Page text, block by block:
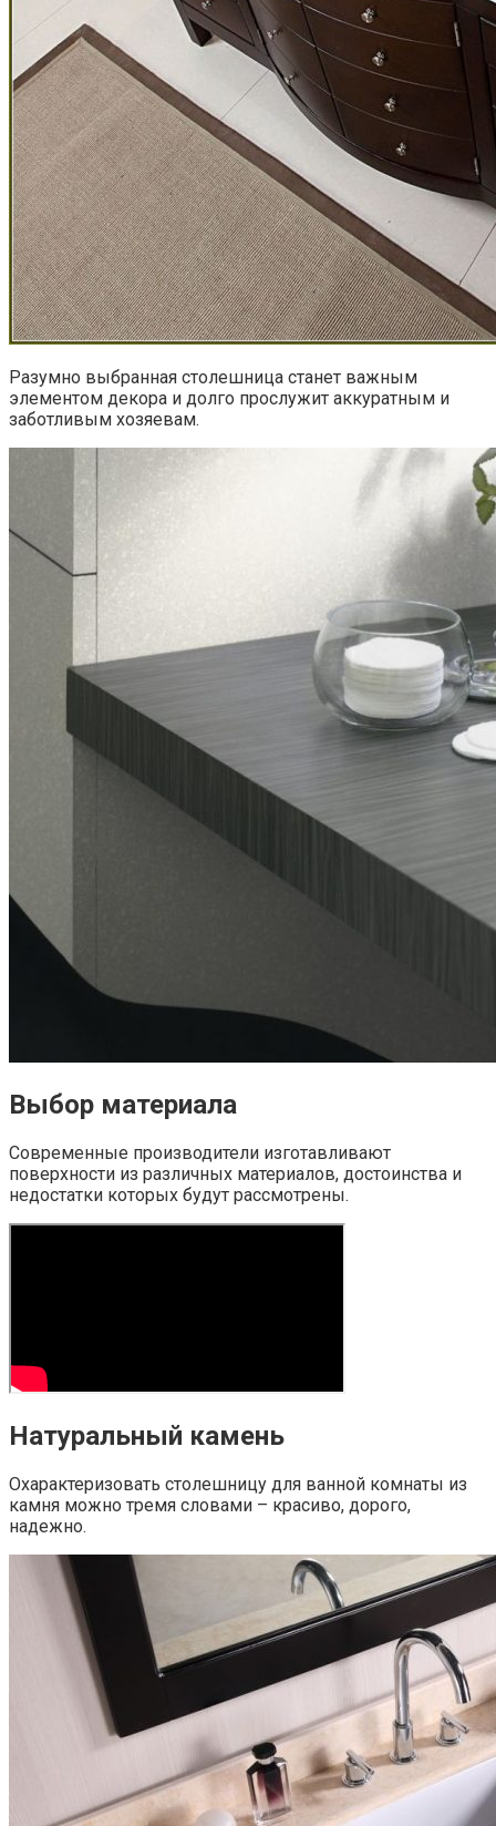
Разумно выбранная столешница станет важным
элементом декора и долго прослужит аккуратным и
заботливым хозяевам.
Выбор материала
Современные производители изготавливают
поверхности из различных материалов, достоинства и
недостатки которых будут рассмотрены.
Натуральный камень
Охарактеризовать столешницу для ванной комнаты из
камня можно тремя словами – красиво, дорого,
надежно.